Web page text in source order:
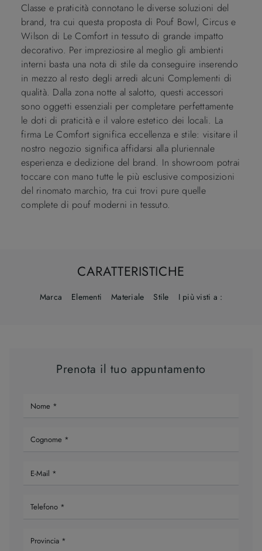
Classe e praticità connotano le diverse soluzioni del
brand, tra cui questa proposta di Pouf Bowl, Circus e
Wilson di Le Comfort in tessuto di grande impatto
decorativo. Per impreziosire al meglio gli ambienti
interni basta una nota di stile da conseguire inserendo
in mezzo al resto degli arredi alcuni Complementi di
qualità. Dalla zona notte al salotto, questi accessori
sono oggetti essenziali per completare perfettamente
le doti di praticità e il valore estetico dei locali. La
firma Le Comfort significa eccellenza e stile: visitare il
nostro negozio significa affidarsi alla pluriennale
esperienza e dedizione del brand. In showroom potrai
toccare con mano tutte le più esclusive composizioni
del rinomato marchio, tra cui trovi pure quelle
complete di pouf moderni in tessuto.
CARATTERISTICHE
Marca Elementi Materiale Stile I più visti a :
Prenota il tuo appuntamento